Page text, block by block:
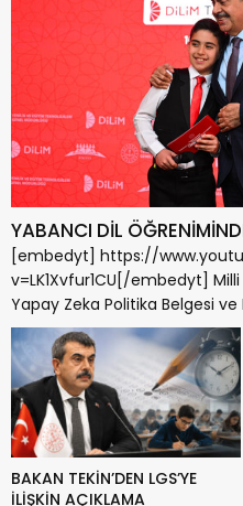
YABANCI DİL
[embedyt] https://
v=LK1Xvfur1CU[/embedyt] Milli
Yapay Zeka Politika Belgesi ve
geliştirilen Türkiye'nin yeni
BAKAN TEKİN’DEN LGS’YE
İLİŞKİN AÇIKLAMA